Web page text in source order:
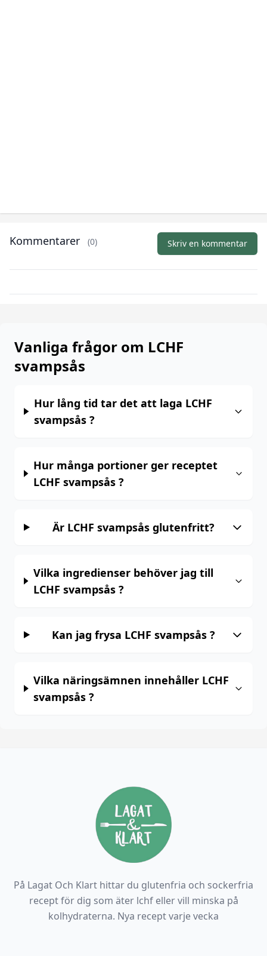
Kommentarer (0) Skriv en kommentar
Vanliga frågor om LCHF
svampsås
Hur lång tid tar det att laga LCHF
svampsås ?
Hur många portioner ger receptet
LCHF svampsås ?
Är LCHF svampsås glutenfritt?
Vilka ingredienser behöver jag till
LCHF svampsås ?
Kan jag frysa LCHF svampsås ?
Vilka näringsämnen innehåller LCHF
svampsås ?
På Lagat Och Klart hittar du glutenfria och sockerfria
recept för dig som äter lchf eller vill minska på
kolhydraterna. Nya recept varje vecka